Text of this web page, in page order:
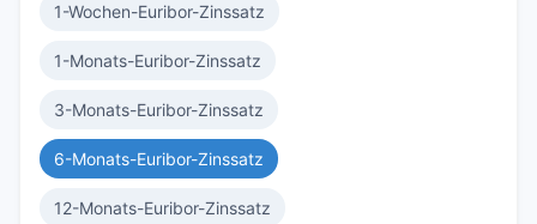
1-Wochen-Euribor-Zinssatz
1-Monats-Euribor-Zinssatz
3-Monats-Euribor-Zinssatz
6-Monats-Euribor-Zinssatz
12-Monats-Euribor-Zinssatz